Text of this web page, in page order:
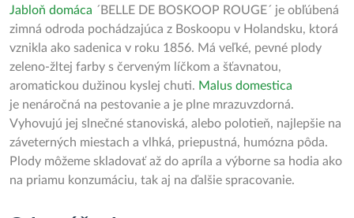
Jabloň domáca ´BELLE DE BOSKOOP ROUGE´ je obľúbená
zimná odroda pochádzajúca z Boskoopu v Holandsku, ktorá
vznikla ako sadenica v roku 1856. Má veľké, pevné plody
zeleno-žltej farby s červeným líčkom a šťavnatou,
aromatickou dužinou kyslej chuti. Malus domestica
je nenáročná na pestovanie a je plne mrazuvzdorná.
Vyhovujú jej slnečné stanoviská, alebo polotieň, najlepšie na
záveterných miestach a vlhká, priepustná, humózna pôda.
Plody môžeme skladovať až do apríla a výborne sa hodia ako
na priamu konzumáciu, tak aj na ďalšie spracovanie.